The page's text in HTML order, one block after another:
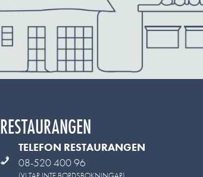
RESTAURANGEN
TELEFON RESTAURANGEN
08-520 400 96